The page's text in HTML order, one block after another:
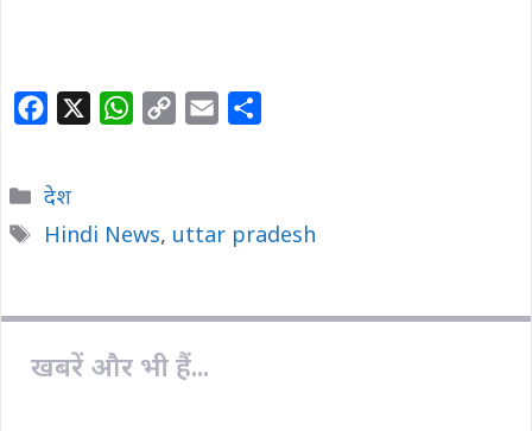
e
b
W
s
L
l
e
Categories
देश
Tags
Hindi News, uttar pradesh
खबरें और भी हैं...